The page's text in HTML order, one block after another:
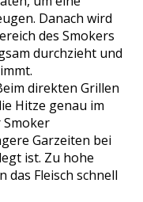
Danach wird
des Smokers
durchzieht und
direkten Grillen
Hitze genau im
Smoker
Garzeiten bei
ist. Zu hohe
Fleisch schnell